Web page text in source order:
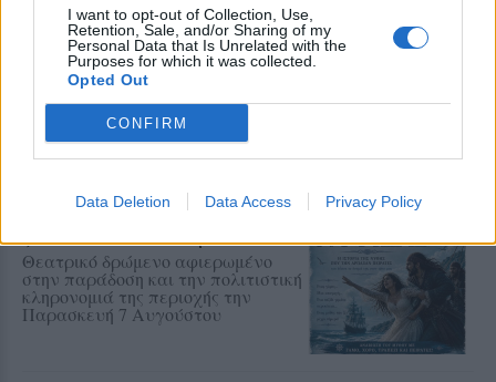
I want to opt-out of Collection, Use,
Retention, Sale, and/or Sharing of my
Personal Data that Is Unrelated with the
Purposes for which it was collected.
Opted Out
CONFIRM
Data Deletion Data Access Privacy Policy
Add stonisi.gr on Google ↗
ΣΤΗΝ ΙΔΙΑ ΚΑΤΗΓΟΡΙΑ
ΑΤΖΕΝΤΑ
«Ο Μύθος της Νυφίδας»
Θεατρικό δρώμενο αφιερωμένο
στην παράδοση και την πολιτιστική
κληρονομιά της περιοχής την
Παρασκευή 7 Αυγούστου